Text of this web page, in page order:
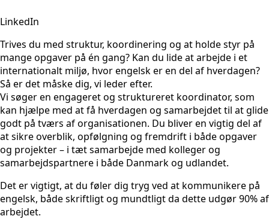
LinkedIn
Trives du med struktur, koordinering og at holde styr på
mange opgaver på én gang? Kan du lide at arbejde i et
internationalt miljø, hvor engelsk er en del af hverdagen?
Så er det måske dig, vi leder efter.
Vi søger en engageret og struktureret koordinator, som
kan hjælpe med at få hverdagen og samarbejdet til at glide
godt på tværs af organisationen. Du bliver en vigtig del af
at sikre overblik, opfølgning og fremdrift i både opgaver
og projekter – i tæt samarbejde med kolleger og
samarbejdspartnere i både Danmark og udlandet.
Det er vigtigt, at du føler dig tryg ved at kommunikere på
engelsk, både skriftligt og mundtligt da dette udgør 90% af
arbejdet.